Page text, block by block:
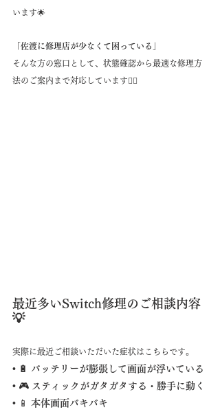
います🌟
「佐渡に修理店が少なくて困っている」
そんな方の窓口として、状態確認から最適な修理方
法のご案内まで対応しています💁‍♀️
最近多いSwitch修理のご相談内容
💡
実際に最近ご相談いただいた症状はこちらです。
• 🔋
バッテリーが膨張して画面が浮いている
• 🎮 スティックがガタガタする・勝手に動く
• 📱
本体画面バキバキ